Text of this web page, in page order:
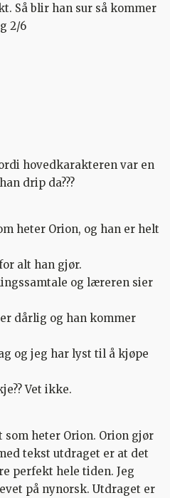
Så blir han sur så kommer
2/6
hovedkarakteren var en
drip da???
heter Orion, og han er helt
alt han gjør.
og læreren sier
dårlig og han kommer
og jeg har lyst til å kjøpe
Vet ikke.
heter Orion. Orion gjør
tekst utdraget er at det
perfekt hele tiden. Jeg
på nynorsk. Utdraget er